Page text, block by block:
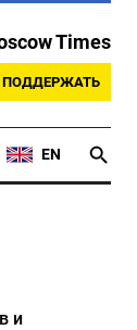
Times
ПОДДЕРЖАТЬ
EN
и